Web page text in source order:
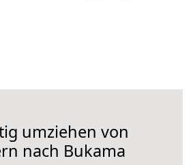
umziehen von
nach Bukama